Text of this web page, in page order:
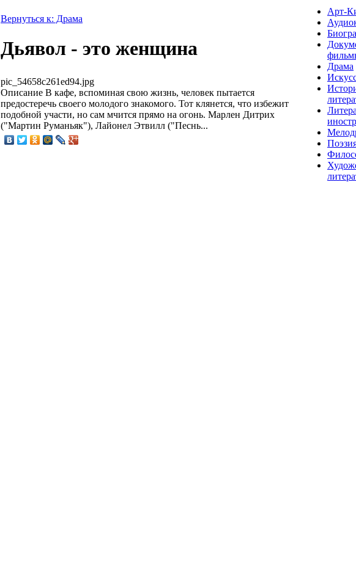
Вернуться к: Драма
Дьявол - это женщина
pic_54658c261ed94.jpg
Описание В кафе, вспоминая свою жизнь, человек пытается
предостеречь своего молодого знакомого. Тот клянется, что избежит
подобной участи, но сам мчится прямо на огонь. Марлен Дитрих
("Мартин Руманьяк"), Лайонел Этвилл ("Песнь...
Арт-
Драма